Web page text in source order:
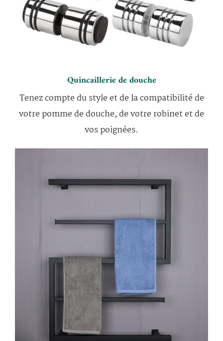
Quincaillerie de douche
Tenez compte du style et de la compatibilité de
votre pomme de douche, de votre robinet et de
vos poignées.